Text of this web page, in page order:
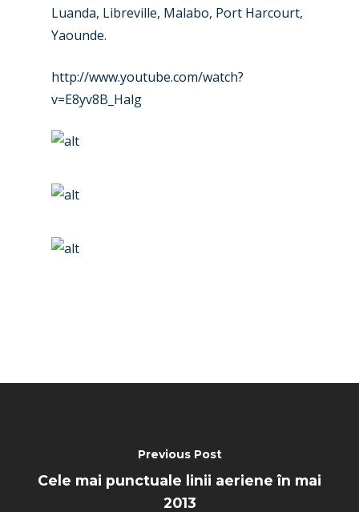
Luanda, Libreville, Malabo, Port Harcourt,
Yaounde.
http://www.youtube.com/watch?
v=E8yv8B_Halg
Previous Post
Cele mai punctuale linii aeriene în mai
2013